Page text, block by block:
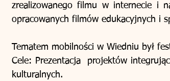
zrealizowanego filmu w internecie i
opracowanych filmów edukacyjnych i
Tematem mobilności w Wiedniu był
Cele: Prezentacja  projektów
kulturalnych.